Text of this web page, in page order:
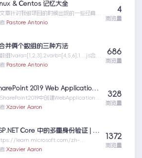
& Centos 记忆大全
章针对我做项目的时候出现的一些经典问
行说明：关于
:Pastore Antonio
4
浏览量
并俩个数组的三种方法
组1vara=[1,2,3];2varb=[4,5,6];1....js合并
数组的三种方法
:Pastore Antonio
686
浏览量
SharePoint 2019 Web Application Creation
中创建WebApplication，
使用
:Xzavier Aaron
328
浏览量
ASP.NET Core 中的多重身份验证 | Microsoft Learn
learn.microsoft.com/zh-
aspnet/core/secu...ASP.NETCore中的
:Xzavier Aaron
1372
浏览量